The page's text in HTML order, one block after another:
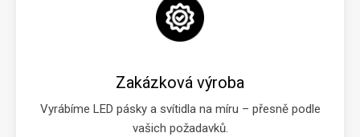
Zakázková výroba
Vyrábíme LED pásky a svítidla na míru – přesně podle
vašich požadavků.